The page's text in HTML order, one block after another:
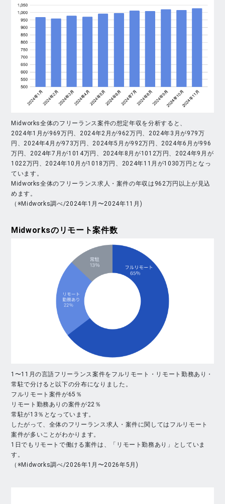
Midworks全体のフリーランス案件の想定年収を分析すると、
2024年1月が969万円、2024年2月が962万円、2024年3月が979万
円、2024年4月が973万円、2024年5月が992万円、2024年6月が996
万円、2024年7月が1014万円、2024年8月が1012万円、2024年9月が
1022万円、2024年10月が1018万円、2024年11月が1030万円となっ
ています。
Midworks全体のフリーランス求人・案件の年収は962万円以上が見込
めます。
（※Midworks調べ/2024年1月〜2024年11月)
Midworksのリモート案件数
1〜11月の言語フリーランス案件をフルリモート・リモート勤務あり・
常駐で分けると以下の分布になりました。
フルリモート案件が65％
リモート勤務ありの案件が22％
常駐が13％となっています。
したがって、全体のフリーランス求人・案件に関してはフルリモート
案件が多いことがわかります。
1日でもリモートで働ける案件は、「リモート勤務あり」としていま
す。
（※Midworks調べ/2026年1月〜2026年5月)